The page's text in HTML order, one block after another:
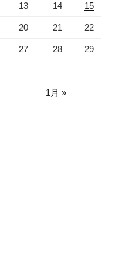
13 14 15
20 21 22
27 28 29
1月 »